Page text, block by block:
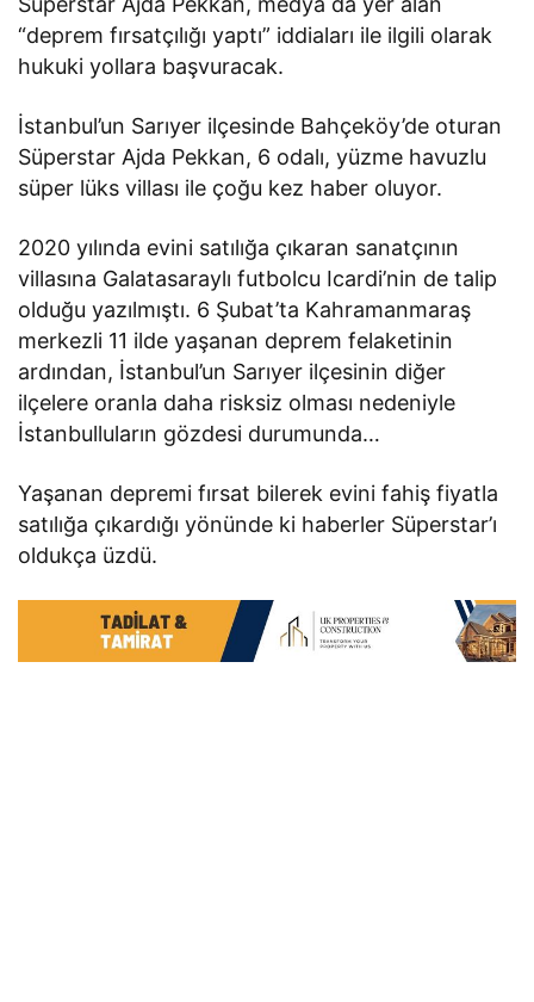
“deprem fırsatçılığı yaptı” iddiaları ile ilgili olarak
hukuki yollara başvuracak.
İstanbul’un Sarıyer ilçesinde Bahçeköy’de oturan
Süperstar Ajda Pekkan, 6 odalı, yüzme havuzlu
süper lüks villası ile çoğu kez haber oluyor.
2020 yılında evini satılığa çıkaran sanatçının
villasına Galatasaraylı futbolcu Icardi’nin de talip
olduğu yazılmıştı. 6 Şubat’ta Kahramanmaraş
merkezli 11 ilde yaşanan deprem felaketinin
ardından, İstanbul’un Sarıyer ilçesinin diğer
ilçelere oranla daha risksiz olması nedeniyle
İstanbulluların gözdesi durumunda…
Yaşanan depremi fırsat bilerek evini fahiş fiyatla
satılığa çıkardığı yönünde ki haberler Süperstar’ı
oldukça üzdü.